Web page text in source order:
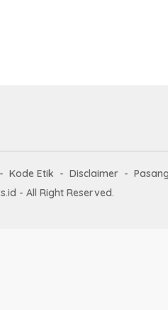
Kode Etik Disclaimer
- All Right Reserved.